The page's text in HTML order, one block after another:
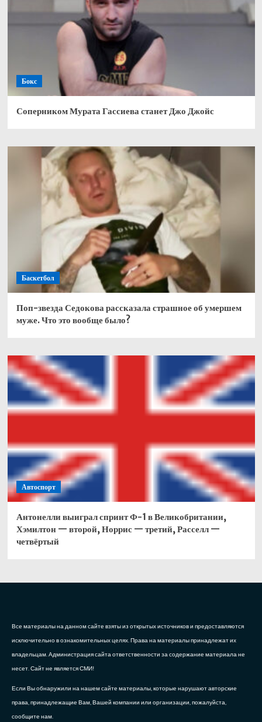
Бокс
Соперником Мурата Гассиева станет Джо Джойс
Баскетбол
Поп-звезда Седокова рассказала страшное об умершем
муже. Что это вообще было?
Автоспорт
Антонелли выиграл спринт Ф-1 в Великобритании,
Хэмилтон — второй, Норрис — третий, Расселл —
четвёртый
Все материалы на данном сайте взяты из открытых источников и предоставляются
исключительно в ознакомительных целях. Права на материалы принадлежат их
владельцам. Администрация сайта ответственности за содержание материала не
несет. Сайт не является СМИ!
Если Вы обнаружили на нашем сайте материалы, которые нарушают авторские
права, принадлежащие Вам, Вашей компании или организации, пожалуйста,
сообщите нам.